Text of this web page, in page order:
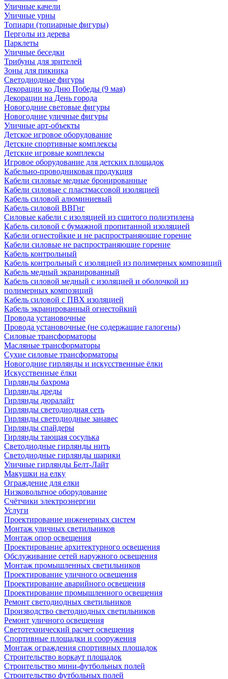
Уличные качели
Уличные урны
Топиари (топиарные фигуры)
Перголы из дерева
Парклеты
Уличные беседки
Трибуны для зрителей
Зоны для пикника
Светодиодные фигуры
Декорации ко Дню Победы (9 мая)
Декорации на День города
Новогодние световые фигуры
Новогодние уличные фигуры
Уличные арт-объекты
Детское игровое оборудование
Детские спортивные комплексы
Детские игровые комплексы
Игровое оборудование для детских площадок
Кабельно-проводниковая продукция
Кабели силовые медные бронированные
Кабели силовые с пластмассовой изоляцией
Кабель силовой алюминиевый
Кабель силовой ВВГнг
Силовые кабели с изоляцией из сшитого полиэтилена
Кабель силовой с бумажной пропитанной изоляцией
Кабели огнестойкие и не распространяющие горение
Кабели силовые не распространяющие горение
Кабель контрольный
Кабель контрольный с изоляцией из полимерных композиций
Кабель медный экранированный
Кабель силовой медный с изоляцией и оболочкой из
полимерных композиций
Кабель силовой с ПВХ изоляцией
Кабель экранированный огнестойкий
Провода установочные
Провода установочные (не содержащие галогены)
Силовые трансформаторы
Масляные трансформаторы
Сухие силовые трансформаторы
Новогодние гирлянды и искусственные ёлки
Искусственные ёлки
Гирлянды бахрома
Гирлянды дреды
Гирлянды дюралайт
Гирлянды светодиодная сеть
Гирлянды светодиодные занавес
Гирлянды спайдеры
Гирлянды тающая сосулька
Светодиодные гирлянды нить
Светодиодные гирлянды шарики
Уличные гирлянды Белт-Лайт
Макушки на елку
Ограждение для елки
Низковольтное оборудование
Счётчики электроэнергии
Услуги
Проектирование инженерных систем
Монтаж уличных светильников
Монтаж опор освещения
Проектирование архитектурного освещения
Обслуживание сетей наружного освещения
Монтаж промышленных светильников
Проектирование уличного освещения
Проектирование аварийного освещения
Проектирование промышленного освещения
Ремонт светодиодных светильников
Производство светодиодных светильников
Ремонт уличного освещения
Светотехнический расчет освещения
Спортивные площадки и сооружения
Монтаж ограждения спортивных площадок
Строительство воркаут площадок
Строительство мини-футбольных полей
Строительство футбольных полей